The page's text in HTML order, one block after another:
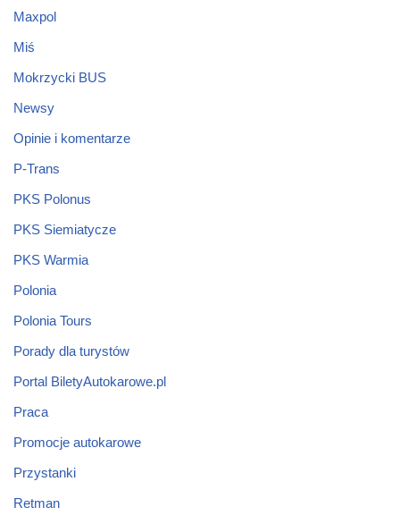
Maxpol
Miś
Mokrzycki BUS
Newsy
Opinie i komentarze
P-Trans
PKS Polonus
PKS Siemiatycze
PKS Warmia
Polonia
Polonia Tours
Porady dla turystów
Portal BiletyAutokarowe.pl
Praca
Promocje autokarowe
Przystanki
Retman